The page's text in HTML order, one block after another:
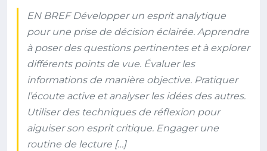
EN BREF Développer un esprit analytique
pour une prise de décision éclairée. Apprendre
à poser des questions pertinentes et à explorer
différents points de vue. Évaluer les
informations de manière objective. Pratiquer
l’écoute active et analyser les idées des autres.
Utiliser des techniques de réflexion pour
aiguiser son esprit critique. Engager une
routine de lecture […]